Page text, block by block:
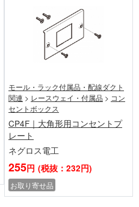
モール・ラック付属品・配線ダクト
関連 > レースウェイ・付属品 > コン
セントボックス
CP4F｜大角形用コンセントプ
レート
ネグロス電工
255円 (税抜：232円)
お取り寄せ品